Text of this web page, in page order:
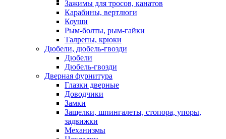
Зажимы для тросов, канатов
Карабины, вертлюги
Коуши
Рым-болты, рым-гайки
Талрепы, крюки
Дюбели, дюбель-гвозди
Дюбели
Дюбель-гвозди
Дверная фурнитура
Глазки дверные
Доводчики
Замки
Защелки, шпингалеты, стопора, упоры,
задвижки
Механизмы